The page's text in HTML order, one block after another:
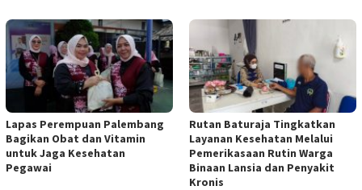
Lapas Perempuan Palembang
Bagikan Obat dan Vitamin
untuk Jaga Kesehatan
Pegawai
Rutan Baturaja Tingkatkan
Layanan Kesehatan Melalui
Pemerikasaan Rutin Warga
Binaan Lansia dan Penyakit
Kronis